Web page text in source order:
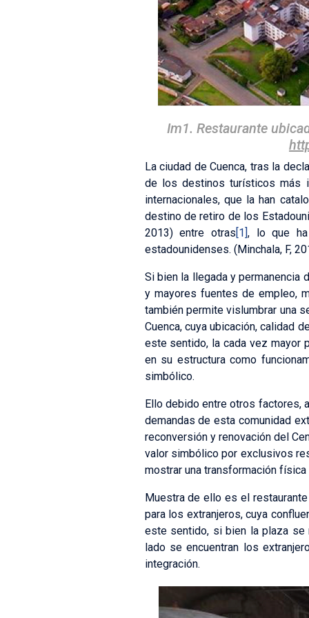
Im1. Restaurante
La ciudad de Cuenca, tras la
de los destinos turísticos más
internacionales, que la han
destino de retiro de los
2013) entre otras[1], lo que ha
estadounidenses. (Minchala, F,
Si bien la llegada y permanencia
y mayores fuentes de empleo,
también permite vislumbrar una
Cuenca, cuya ubicación, calidad
este sentido, la cada vez mayor
en su estructura como
simbólico.
Ello debido entre otros factores,
demandas de esta comunidad
reconversión y renovación del
valor simbólico por exclusivos
mostrar una transformación
Muestra de ello es el
para los extranjeros, cuya
este sentido, si bien la plaza se
lado se encuentran los
integración.